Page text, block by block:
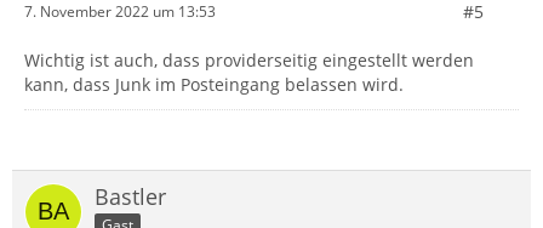
7. November 2022 um 13:53 #5
Wichtig ist auch, dass providerseitig eingestellt werden
kann, dass Junk im Posteingang belassen wird.
Bastler